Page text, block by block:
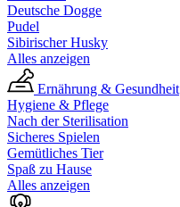
Deutsche Dogge
Pudel
Sibirischer Husky
Alles anzeigen
Ernährung & Gesundheit
Hygiene & Pflege
Nach der Sterilisation
Sicheres Spielen
Gemütliches Tier
Spaß zu Hause
Alles anzeigen